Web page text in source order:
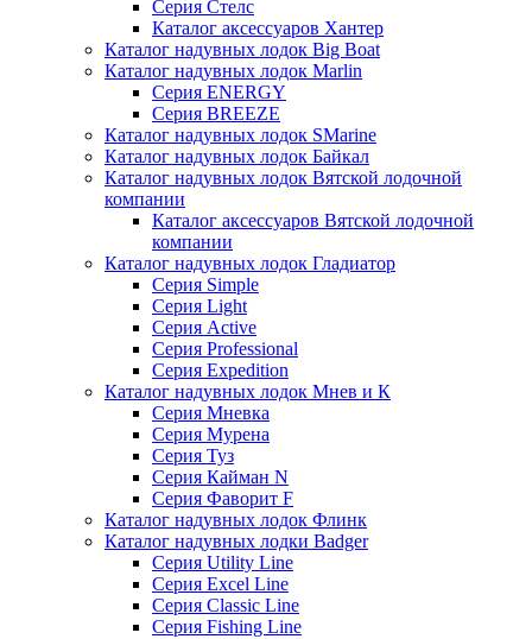
Серия Стелс
Каталог аксессуаров Хантер
Каталог надувных лодок Big Boat
Каталог надувных лодок Marlin
Серия ENERGY
Серия BREEZE
Каталог надувных лодок SMarine
Каталог надувных лодок Байкал
Каталог надувных лодок Вятской лодочной
компании
Каталог аксессуаров Вятской лодочной
компании
Каталог надувных лодок Гладиатор
Серия Simple
Серия Light
Серия Active
Серия Professional
Серия Expedition
Каталог надувных лодок Мнев и К
Серия Мневка
Серия Мурена
Серия Туз
Серия Кайман N
Серия Фаворит F
Каталог надувных лодок Флинк
Каталог надувных лодки Badger
Серия Utility Line
Серия Excel Line
Серия Classic Line
Серия Fishing Line